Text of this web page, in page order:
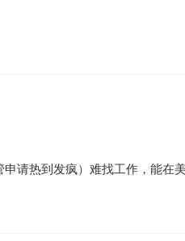
请热到发疯）难找工作，能在